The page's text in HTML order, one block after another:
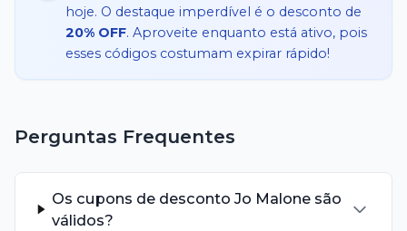
hoje. O destaque imperdível é o desconto de
20% OFF. Aproveite enquanto está ativo, pois
esses códigos costumam expirar rápido!
Perguntas Frequentes
Os cupons de desconto Jo Malone são
válidos?